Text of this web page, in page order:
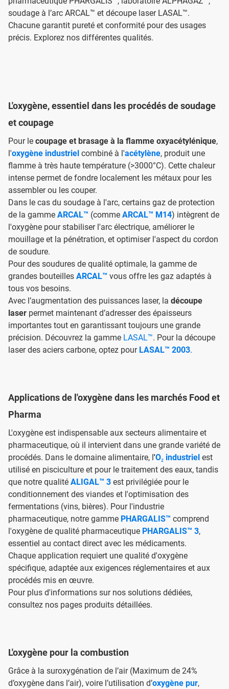
soudage à l’arc ARCAL™ et découpe laser LASAL™.
Chacune garantit pureté et conformité pour des usages
précis. Explorez nos différentes qualités.
L'oxygène, essentiel dans les procédés de soudage
et coupage
Pour le coupage et brasage à la flamme oxyacétylénique,
l'oxygène industriel combiné à l'acétylène, produit une
flamme à très haute température (>3000°C). Cette chaleur
intense permet de fondre localement les métaux pour les
assembler ou les couper.
Dans le cas du soudage à l'arc, certains gaz de protection
de la gamme ARCAL™ (comme ARCAL™ M14) intègrent de
l'oxygène pour stabiliser l'arc électrique, améliorer le
mouillage et la pénétration, et optimiser l'aspect du cordon
de soudure.
Pour des soudures de qualité optimale, la gamme de
grandes bouteilles ARCAL™ vous offre les gaz adaptés à
tous vos besoins.
Avec l’augmentation des puissances laser, la découpe
laser permet maintenant d’adresser des épaisseurs
importantes tout en garantissant toujours une grande
précision. Découvrez la gamme LASAL™. Pour la découpe
laser des aciers carbone, optez pour LASAL™ 2003.
Applications de l'oxygène dans les marchés Food et
Pharma
L'oxygène est indispensable aux secteurs alimentaire et
pharmaceutique, où il intervient dans une grande variété de
procédés. Dans le domaine alimentaire, l'O₂ industriel est
utilisé en pisciculture et pour le traitement des eaux, tandis
que notre qualité ALIGAL™ 3 est privilégiée pour le
conditionnement des viandes et l'optimisation des
fermentations (vins, bières). Pour l'industrie
pharmaceutique, notre gamme PHARGALIS™ comprend
l'oxygène de qualité pharmaceutique PHARGALIS™ 3,
essentiel au contact direct avec les médicaments.
Chaque application requiert une qualité d'oxygène
spécifique, adaptée aux exigences réglementaires et aux
procédés mis en œuvre.
Pour plus d'informations sur nos solutions dédiées,
consultez nos pages produits détaillées.
L'oxygène pour la combustion
Grâce à la suroxygénation de l’air (Maximum de 24%
d’oxygène dans l’air), voire l’utilisation d’oxygène pur,